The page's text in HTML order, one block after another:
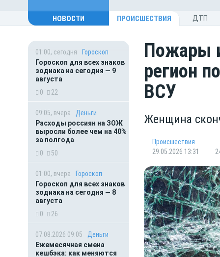
НОВОСТИ ПРОИСШЕСТВИЯ ДТП
01:00, сегодня
Гороскоп
Гороскоп для всех знаков
зодиака на сегодня — 9
августа
0
22
09:05, вчера
Деньги
Расходы россиян на ЗОЖ
выросли более чем на 40%
за полгода
0
50
01:00, вчера
Гороскоп
Гороскоп для всех знаков
зодиака на сегодня — 8
августа
0
26
07.08.2026 09:05
Деньги
Ежемесячная смена
кешбэка: как меняются
Пожары
регион
ВСУ
Женщина
Происшествия
29.05.2026 13:31